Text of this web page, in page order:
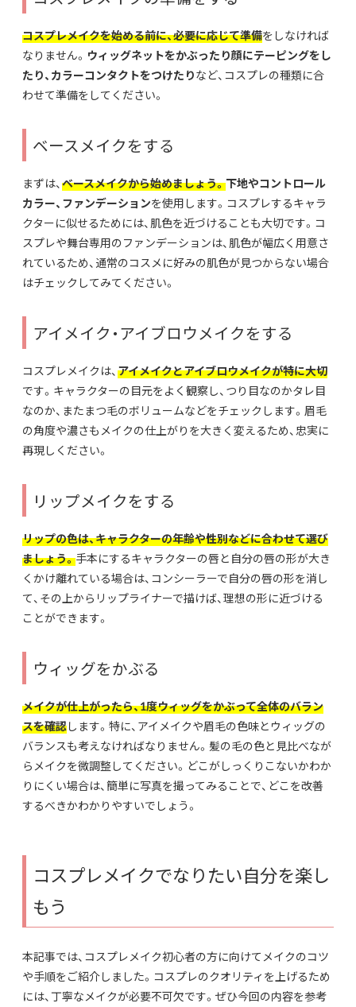
コスプレメイクを始める前に、必要に応じて準備をしなければ
なりません。 ウィッグネットをかぶったり顔にテーピングをし
たり、カラーコンタクトをつけたりなど、コスプレの種類に合
わせて準備をしてください。
ベースメイクをする
まずは、ベースメイクから始めましょう。下地やコントロール
カラー、ファンデーションを使用します。コスプレするキャラ
クターに似せるためには、肌色を近づけることも大切です。コ
スプレや舞台専用のファンデーションは、肌色が幅広く用意さ
れているため、通常のコスメに好みの肌色が見つからない場合
はチェックしてみてください。
アイメイク・アイブロウメイクをする
コスプレメイクは、アイメイクとアイブロウメイクが特に大切
です。キャラクターの目元をよく観察し、つり目なのかタレ目
なのか、またまつ毛のボリュームなどをチェックします。眉毛
の角度や濃さもメイクの仕上がりを大きく変えるため、忠実に
再現しください。
リップメイクをする
リップの色は、キャラクターの年齢や性別などに合わせて選び
ましょう。手本にするキャラクターの唇と自分の唇の形が大き
くかけ離れている場合は、コンシーラーで自分の唇の形を消し
て、その上からリップライナーで描けば、理想の形に近づける
ことができます。
ウィッグをかぶる
メイクが仕上がったら、1度ウィッグをかぶって全体のバラン
スを確認します。特に、アイメイクや眉毛の色味とウィッグの
バランスも考えなければなりません。髪の毛の色と見比べなが
らメイクを微調整してください。どこがしっくりこないかわか
りにくい場合は、簡単に写真を撮ってみることで、どこを改善
するべきかわかりやすいでしょう。
コスプレメイクでなりたい自分を楽し
もう
本記事では、コスプレメイク初心者の方に向けてメイクのコツ
や手順をご紹介しました。コスプレのクオリティを上げるため
には、丁寧なメイクが必要不可欠です。ぜひ今回の内容を参考